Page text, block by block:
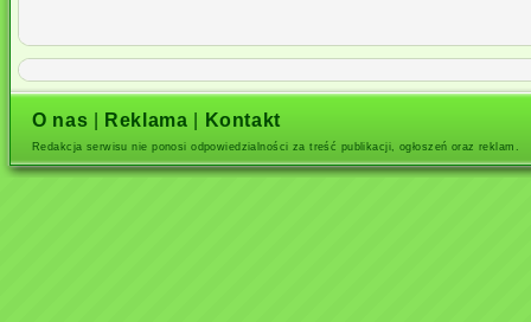
O nas Reklama Kontakt
Redakcja serwisu nie ponosi odpowiedzialności za treść publikacji, ogłoszeń oraz reklam.